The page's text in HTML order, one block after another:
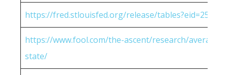
https://fred.stlouisfed.org/release/
https://www.fool.com/the-ascent/research/average-
state/